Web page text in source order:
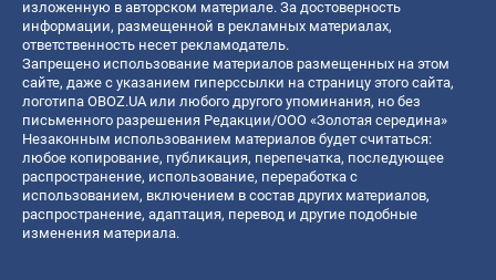
изложенную в авторском материале. За достоверность
информации, размещенной в рекламных материалах,
ответственность несет рекламодатель.
Запрещено использование материалов размещенных на этом
сайте, даже с указанием гиперссылки на страницу этого сайта,
логотипа OBOZ.UA или любого другого упоминания, но без
письменного разрешения Редакции/ООО «Золотая середина»
Незаконным использованием материалов будет считаться:
любое копирование, публикация, перепечатка, последующее
распространение, использование, переработка с
использованием, включением в состав других материалов,
распространение, адаптация, перевод и другие подобные
изменения материала.